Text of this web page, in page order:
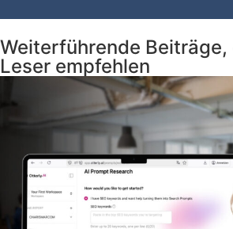
Weiterführende Beiträge,
Leser empfehlen